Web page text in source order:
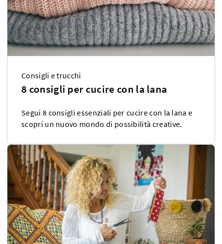
Consigli e trucchi
8 consigli per cucire con la lana
Segui 8 consigli essenziali per cucire con la lana e
scopri un nuovo mondo di possibilità creative.